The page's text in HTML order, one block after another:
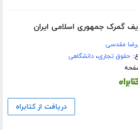
گمرک جمهوری اسلامی ایران
مقدسی
حقوق تجاری،دانشگاهی
دریافت از کتابراه